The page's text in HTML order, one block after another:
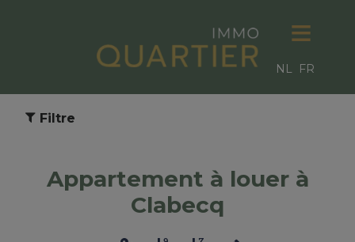
NL FR
Filtre
Appartement à louer à
Clabecq